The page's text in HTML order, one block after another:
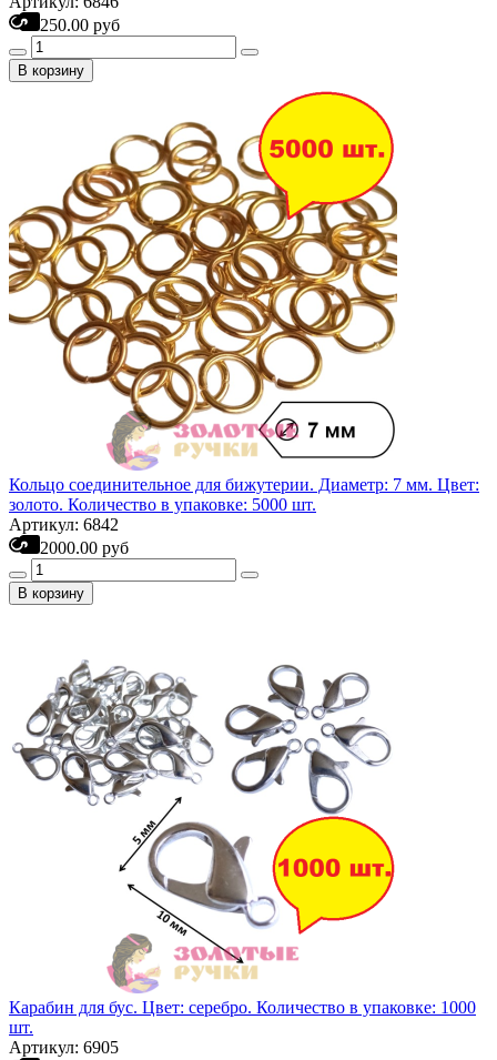
250.00 руб
В корзину
Кольцо соединительное для бижутерии. Диаметр: 7 мм. Цвет:
золото. Количество в упаковке: 5000 шт.
Артикул: 6842
2000.00 руб
В корзину
Карабин для бус. Цвет: серебро. Количество в упаковке: 1000
шт.
Артикул: 6905